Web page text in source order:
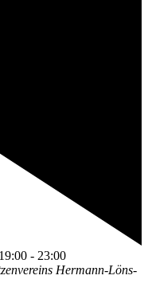
- 23:00
Hermann-Löns-